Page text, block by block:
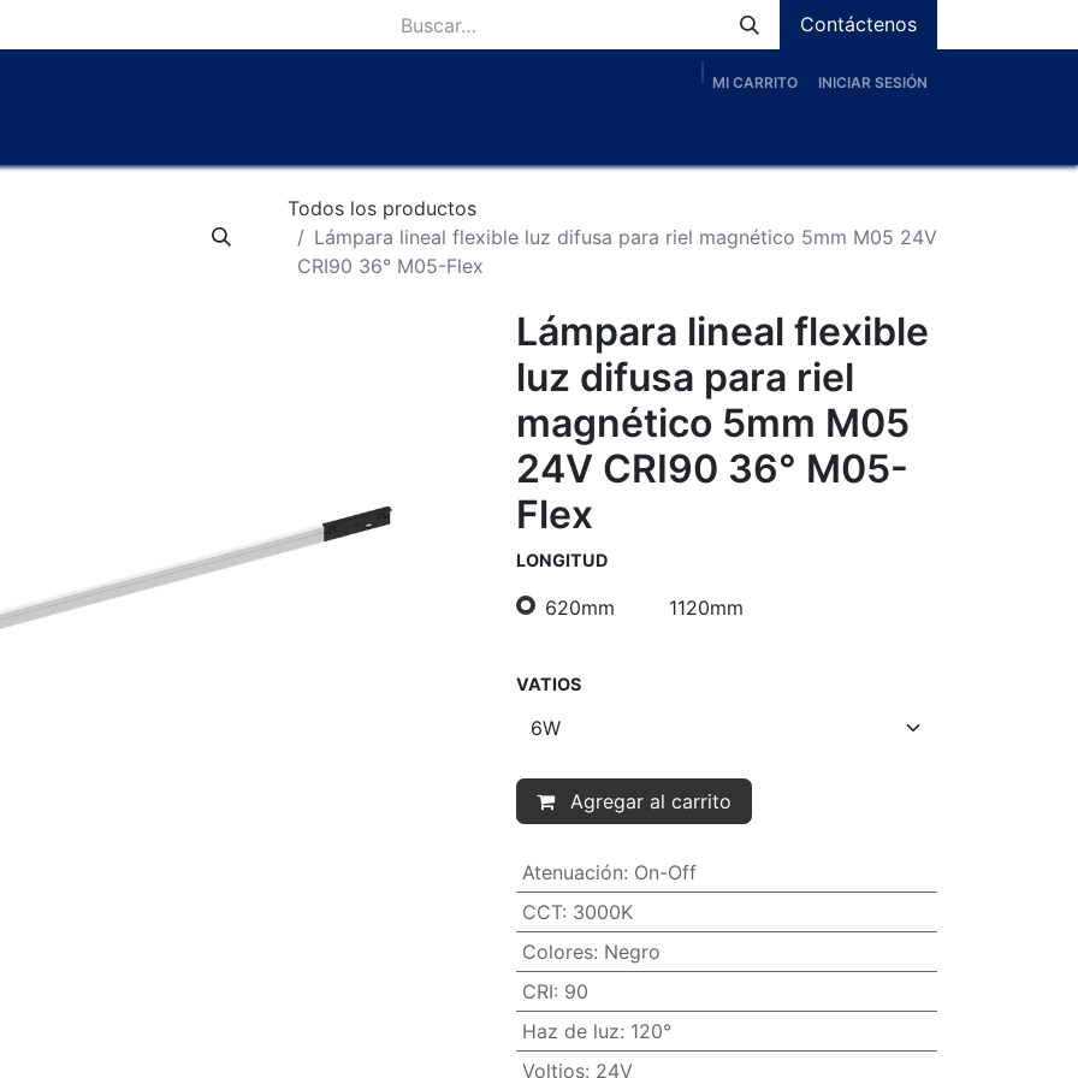
Contáctenos
MI CARRITO INICIAR SESIÓN
Todos los productos
Lámpara lineal flexible luz difusa para riel magnético 5mm M05 24V
CRI90 36° M05-Flex
Lámpara lineal flexible
luz difusa para riel
magnético 5mm M05
24V CRI90 36° M05-
Flex
LONGITUD
620mm 1120mm
VATIOS
Agregar al carrito
Atenuación: On-Off
CCT: 3000K
Colores: Negro
CRI: 90
Haz de luz: 120°
Voltios: 24V